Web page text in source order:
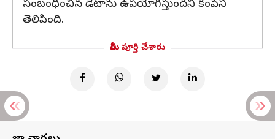
సంబంధించిన డేటాను ఉపయోగిస్తుందని కంపెనీ
తెలిపింది.
మీరు పూర్తి చేశారు